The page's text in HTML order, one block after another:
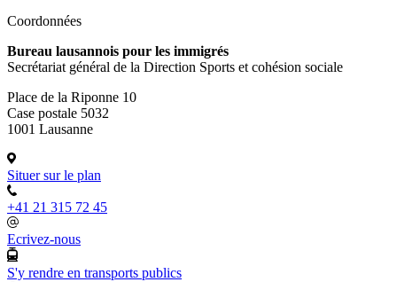
Coordonnées
Bureau lausannois pour les immigrés
Secrétariat général de la Direction Sports et cohésion sociale
Place de la Riponne 10
Case postale 5032
1001 Lausanne
Situer sur le plan
+41 21 315 72 45
Ecrivez-nous
S'y rendre en transports publics